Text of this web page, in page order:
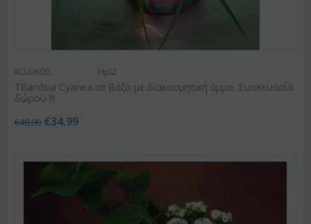
ΚΩΔΙΚΟΣ: Hpl2
Tillandsia Cyanea σε βάζο με διακοσμητική άμμο. Συσκευασία
δώρου !!!
€40.00 €34.99